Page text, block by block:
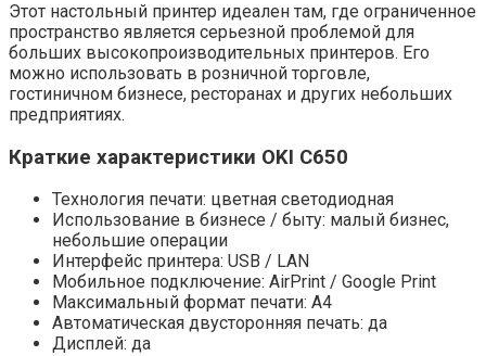
Этот настольный принтер идеален там, где ограниченное
пространство является серьезной проблемой для
больших высокопроизводительных принтеров. Его
можно использовать в розничной торговле,
гостиничном бизнесе, ресторанах и других небольших
предприятиях.
Краткие характеристики OKI C650
Технология печати: цветная светодиодная
Использование в бизнесе / быту: малый бизнес,
небольшие операции
Интерфейс принтера: USB / LAN
Мобильное подключение: AirPrint / Google Print
Максимальный формат печати: A4
Автоматическая двусторонняя печать: да
Дисплей: да